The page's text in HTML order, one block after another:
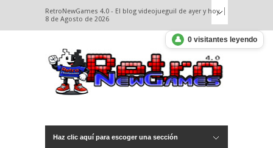
RetroNewGames 4.0 - El blog videojueguil de ayer y hoy.
8 de Agosto de 2026
Haz clic aquí para escoger una sección
👤 0 visitantes leyendo